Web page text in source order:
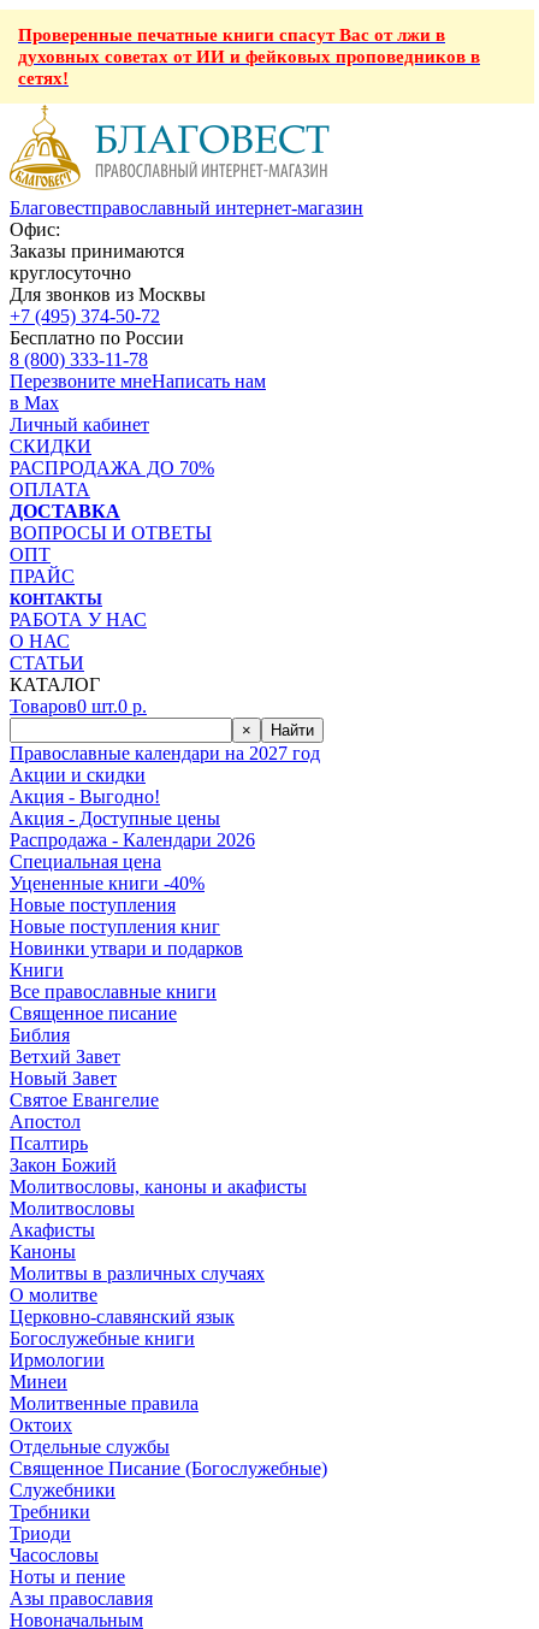
Проверенные печатные книги спасут Вас от лжи в
духовных советах от ИИ и фейковых проповедников в
сетях!
Благовестправославный интернет-магазин
Офис:
Заказы принимаются
круглосуточно
Для звонков из Москвы
+7 (495) 374-50-72
Бесплатно по России
8 (800) 333-11-78
Перезвоните мнеНаписать нам
в Max
Личный кабинет
СКИДКИ
РАСПРОДАЖА ДО 70%
ОПЛАТА
ДОСТАВКА
ВОПРОСЫ И ОТВЕТЫ
ОПТ
ПРАЙС
КОНТАКТЫ
РАБОТА У НАС
О НАС
СТАТЬИ
КАТАЛОГ
Товаров0 шт.0 р.
× Найти
Православные календари на 2027 год
Акции и скидки
Акция - Выгодно!
Акция - Доступные цены
Распродажа - Календари 2026
Специальная цена
Уцененные книги -40%
Новые поступления
Новые поступления книг
Новинки утвари и подарков
Книги
Все православные книги
Священное писание
Библия
Ветхий Завет
Новый Завет
Святое Евангелие
Апостол
Псалтирь
Закон Божий
Молитвословы, каноны и акафисты
Молитвословы
Акафисты
Каноны
Молитвы в различных случаях
О молитве
Церковно-славянский язык
Богослужебные книги
Ирмологии
Минеи
Молитвенные правила
Октоих
Отдельные службы
Священное Писание (Богослужебные)
Служебники
Требники
Триоди
Часословы
Ноты и пение
Азы православия
Новоначальным